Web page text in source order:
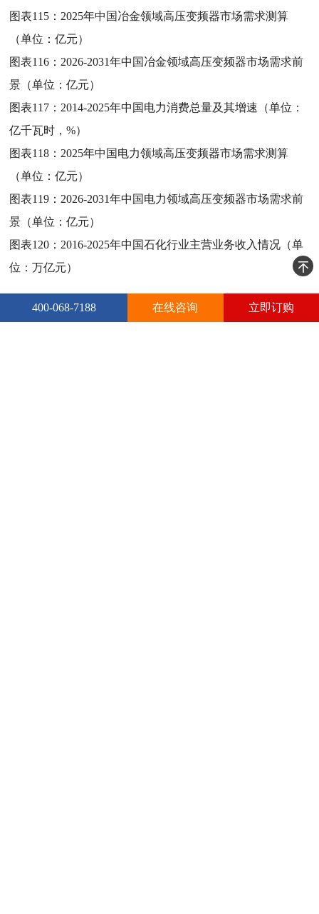
图表115： 2025年中国冶金领域高压变频器市场需求测算
（单位：亿元）
图表116： 2026-2031年中国冶金领域高压变频器市场需求前
景（单位：亿元）
图表117： 2014-2025年中国电力消费总量及其增速（单位：
亿千瓦时，%）
图表118： 2025年中国电力领域高压变频器市场需求测算
（单位：亿元）
图表119： 2026-2031年中国电力领域高压变频器市场需求前
景（单位：亿元）
图表120： 2016-2025年中国石化行业主营业务收入情况（单
位：万亿元）
400-068-7188 在线咨询 立即订购